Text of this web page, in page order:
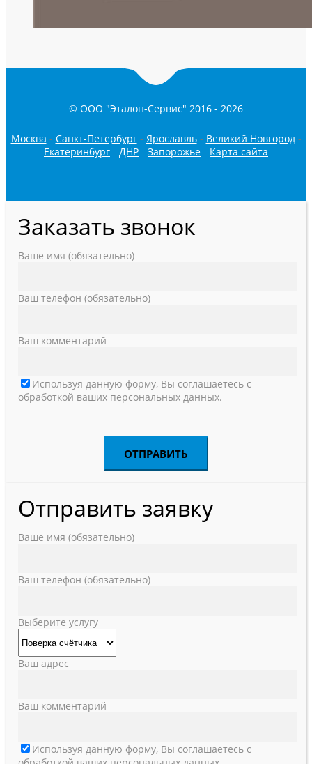
© ООО "Эталон-Сервис" 2016 - 2026
Москва - Санкт-Петербург- Ярославль- Великий Новгород-
Екатеринбург - ДНР - Запорожье - Карта сайта
Заказать звонок
Ваше имя (обязательно)
Ваш телефон (обязательно)
Ваш комментарий
Используя данную форму, Вы соглашаетесь с
обработкой ваших персональных данных.
Отправить заявку
Ваше имя (обязательно)
Ваш телефон (обязательно)
Выберите услугу
Ваш адрес
Ваш комментарий
Используя данную форму, Вы соглашаетесь с